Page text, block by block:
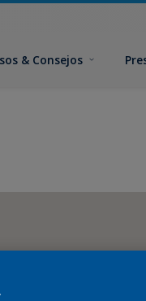
& Consejos